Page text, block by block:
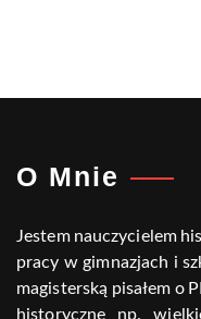
O Mnie
Jestem nauczycielem
pracy w gimnazjach i
magisterską pisałem o
historyczne np.